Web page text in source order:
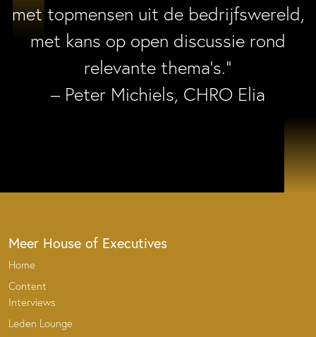
met topmensen uit de bedrijfswereld,
met kans op open discussie rond
relevante thema’s.”
– Peter Michiels, CHRO Elia
Meer House of Executives
Home
Content
Interviews
Leden Lounge